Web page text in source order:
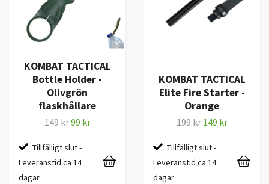
KOMBAT TACTICAL
Bottle Holder -
Olivgrön
flaskhållare
149 kr99 kr
Tillfälligt slut -
Leveranstid ca 14
dagar
KOMBAT TACTICAL
Elite Fire Starter -
Orange
199 kr 149 kr
Tillfälligt slut -
Leveranstid ca 14
dagar